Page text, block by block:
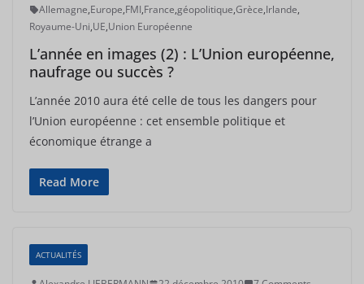
Allemagne,Europe,FMI,France,géopolitique,Grèce,Irlande,
Royaume-Uni,UE,Union Européenne
L’année en images (2) : L’Union européenne,
naufrage ou succès ?
L’année 2010 aura été celle de tous les dangers pour
l’Union européenne : cet ensemble politique et
économique étrange a
Read More
ACTUALITÉS